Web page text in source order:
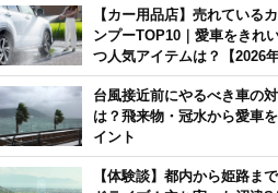
【カー用品店】売れている
ンプーTOP10｜愛車をきれ
つ人気アイテムは？【2026
版】
台風接近前にやるべき車の
は？飛来物・冠水から愛車
イント
【体験談】都内から姫路ま